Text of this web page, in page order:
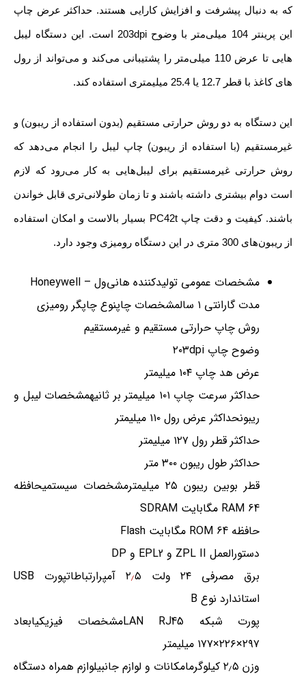
که به دنبال پیشرفت و افزایش کارایی هستند. حداکثر عرض چاپ
این پرینتر 104 میلی‌متر با وضوح 203dpi است. این دستگاه لیبل
هایی تا عرض 110 میلی‌متر را پشتیبانی می‌کند و می‌تواند از رول
های کاغذ با قطر 12.7 یا 25.4 میلیمتری استفاده کند.
این دستگاه به دو روش حرارتی مستقیم (بدون استفاده از ریبون) و
غیرمستقیم (با استفاده از ریبون) چاپ لیبل را انجام می‌دهد که
روش حرارتی غیر‌مستقیم برای لیبل‌هایی به کار می‌رود که لازم
است دوام بیشتری داشته باشند و تا زمان طولانی‌تری قابل خواندن
باشند. کیفیت و دقت چاپ PC42t بسیار بالاست و امکان استفاده
از ریبون‌های 300 متری در این دستگاه رومیزی وجود دارد.
مشخصات عمومی تولیدکننده هانی‌ول – Honeywell
مدت گارانتی ۱ سالمشخصات چاپنوع چاپگر رومیزی
روش چاپ حرارتی مستقیم و غیرمستقیم
وضوح چاپ ۲۰۳dpi
عرض هد چاپ ۱۰۴ میلیمتر
حداکثر سرعت چاپ ۱۰۱ میلیمتر بر ثانیهمشخصات لیبل و
ریبونحداکثر عرض رول ۱۱۰ میلیمتر
حداکثر قطر رول ۱۲۷ میلیمتر
حداکثر طول ریبون ۳۰۰ متر
قطر بوبین ریبون ۲۵ میلیمترمشخصات سیستمیحافظه
RAM 64 مگابایت SDRAM
حافظه ROM 64 مگابایت Flash
دستورالعمل ZPL II و EPL2 و DP
برق مصرفی ۲۴ ولت ۲
٫
۵ آمپرارتباطاتپورت USB
استاندارد نوع B
پورت شبکه LAN RJ45مشخصات فیزیکیابعاد
۲۹۷×۲۲۶×۱۷۷ میلیمتر
وزن ۲٫۵ کیلوگرمامکانات و لوازم جانبیلوازم همراه دستگاه